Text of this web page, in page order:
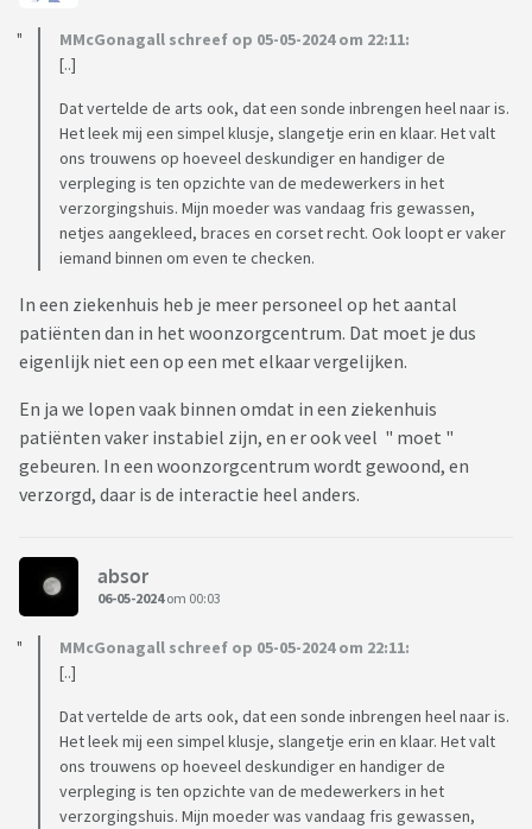
MMcGonagall schreef op 05-05-2024 om 22:11:
[..]
Dat vertelde de arts ook, dat een sonde inbrengen heel naar is.
Het leek mij een simpel klusje, slangetje erin en klaar. Het valt
ons trouwens op hoeveel deskundiger en handiger de
verpleging is ten opzichte van de medewerkers in het
verzorgingshuis. Mijn moeder was vandaag fris gewassen,
netjes aangekleed, braces en corset recht. Ook loopt er vaker
iemand binnen om even te checken.
In een ziekenhuis heb je meer personeel op het aantal
patiënten dan in het woonzorgcentrum. Dat moet je dus
eigenlijk niet een op een met elkaar vergelijken.
En ja we lopen vaak binnen omdat in een ziekenhuis
patiënten vaker instabiel zijn, en er ook veel " moet "
gebeuren. In een woonzorgcentrum wordt gewoond, en
verzorgd, daar is de interactie heel anders.
absor
06-05-2024om 00:03
MMcGonagall schreef op 05-05-2024 om 22:11:
[..]
Dat vertelde de arts ook, dat een sonde inbrengen heel naar is.
Het leek mij een simpel klusje, slangetje erin en klaar. Het valt
ons trouwens op hoeveel deskundiger en handiger de
verpleging is ten opzichte van de medewerkers in het
verzorgingshuis. Mijn moeder was vandaag fris gewassen,